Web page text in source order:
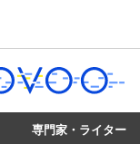
専門家・ライター